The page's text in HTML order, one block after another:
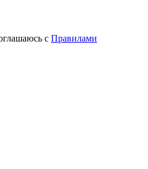
с Правилами